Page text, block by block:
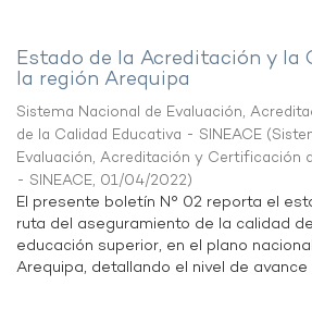
Estado de la Acreditación y
la región Arequipa
Sistema Nacional de Evaluación,
de la Calidad Educativa - SINEACE (
Evaluación, Acreditación y Certificación
- SINEACE, 01/04/2022)
El presente boletín N° 02 reporta el
ruta del aseguramiento de la calidad
educación superior, en el plano
Arequipa, detallando el nivel de avance